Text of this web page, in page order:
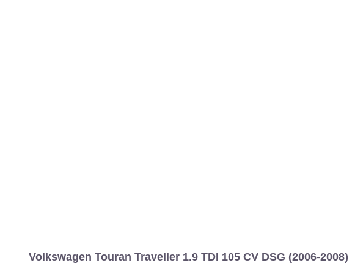
Volkswagen Touran Traveller 1.9 TDI 105 CV DSG (2006-2008) |